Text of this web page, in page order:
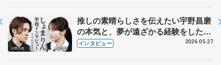
推しの素晴らしさを伝えたい宇野昌磨
の本気と、夢が遠ざかる経験をした本
田真凜の覚悟
インタビュー 2026.05.27